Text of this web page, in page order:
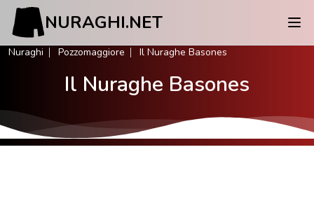
NURAGHI.NET
Nuraghi Pozzomaggiore Il Nuraghe Basones
Il Nuraghe Basones